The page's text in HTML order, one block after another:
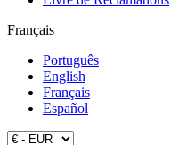
Français
Português
English
Français
Español